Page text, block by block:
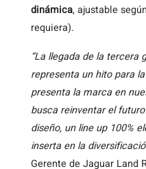
dinámica, ajustable
requiera).
“La llegada de la tercera
representa un hito para
presenta la marca en
busca reinventar el
diseño, un line up 100%
inserta en la
Gerente de Jaguar Land